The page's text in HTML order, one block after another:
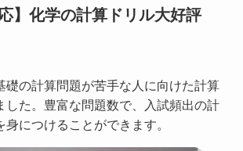
】化学の計算ドリル大好評
礎の計算問題が苦手な人に向けた計算
した。豊富な問題数で、入試頻出の計
につけることができます。